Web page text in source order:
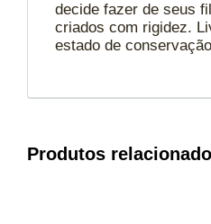
decide fazer de seus
criados com rigidez.
estado de
Produtos